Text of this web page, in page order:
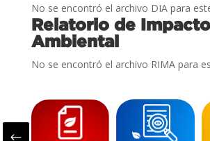
No se encontró el archivo DIA para
Relatorio de Impacto
Ambiental
No se encontró el archivo RIMA para
#